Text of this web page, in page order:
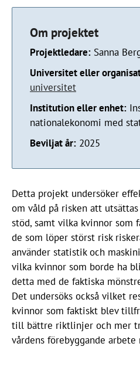
Om projektet
Projektledare: Sanna
Universitet eller
universitet
Institution eller enhet:
nationalekonomi med
Beviljat år: 2025
Detta projekt undersöker
om våld på risken att
stöd, samt vilka kvinnor som
de som löper störst risk
använder statistik och
vilka kvinnor som borde ha
detta med de faktiska
Det undersöks också vilket
kvinnor som faktiskt blev
till bättre riktlinjer och mer
vårdens förebyggande arbete